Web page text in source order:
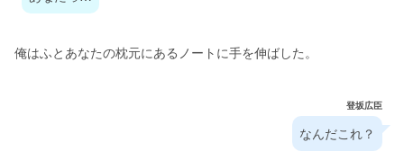
俺はふとあなたの枕元にあるノートに手を伸ばした。
登坂広臣
なんだこれ？